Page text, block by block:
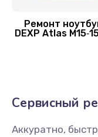
Ремонт
DEXP Atlas
Сервисный
Аккуратно,